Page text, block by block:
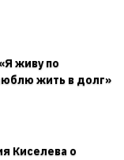
живу по
жить в долг»
Киселева о